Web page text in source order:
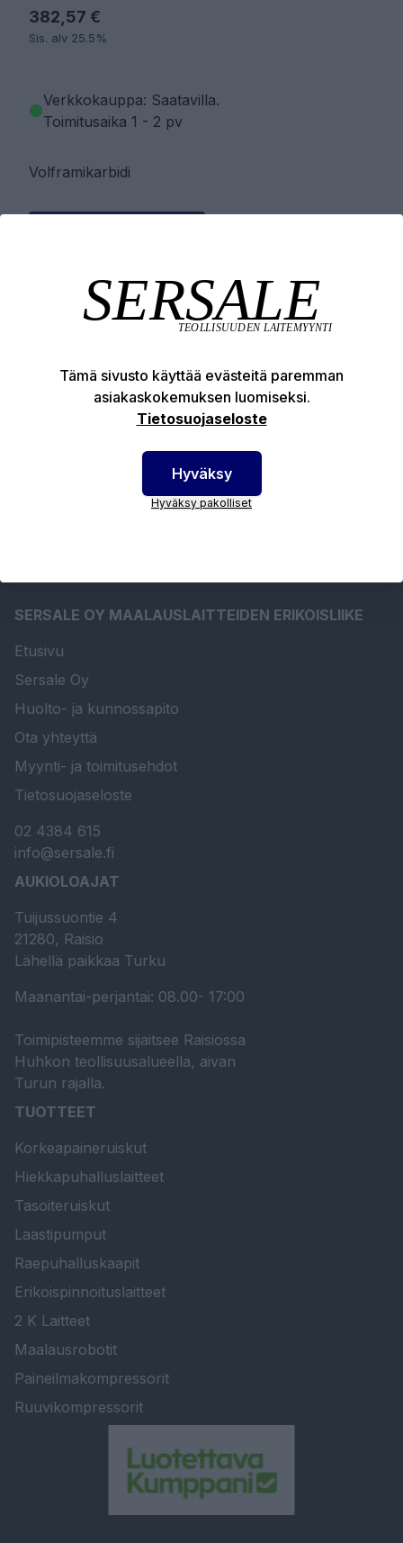
382,57 €
Sis. alv 25.5%
Verkkokauppa: Saatavilla.
Toimitusaika 1 - 2 pv
Volframikarbidi
LISÄÄ OSTOSKORIIN
Tuotekuvaus
Tekniset edut
SERSALE OY MAALAUSLAITTEIDEN ERIKOISLIIKE
Etusivu
Sersale Oy
Huolto- ja kunnossapito
Ota yhteyttä
Myynti- ja toimitusehdot
Tietosuojaseloste
02 4384 615
info@sersale.fi
AUKIOLOAJAT
Tuijussuontie 4
21280, Raisio
Lähellä paikkaa Turku
Maanantai-perjantai: 08.00- 17:00
Toimipisteemme sijaitsee Raisiossa
Huhkon teollisuusalueella, aivan
Turun rajalla.
TUOTTEET
Korkeapaineruiskut
Hiekkapuhalluslaitteet
Tasoiteruiskut
Laastipumput
Raepuhalluskaapit
Erikoispinnoituslaitteet
2 K Laitteet
Maalausrobotit
Paineilmakompressorit
Ruuvikompressorit
Tämä sivusto käyttää evästeitä paremman
asiakaskokemuksen luomiseksi.
Tietosuojaseloste
Hyväksy
Hyväksy pakolliset